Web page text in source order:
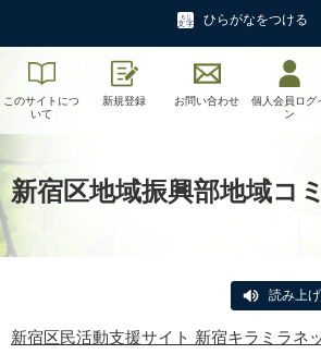
ひらがなをつける
このサイトにつ
いて
新規登録 お問い合わせ
個人会員ログ
ン
新宿区地域振興部地域コ
読み上げ
新宿区民活動支援サイト 新宿キラミラネ